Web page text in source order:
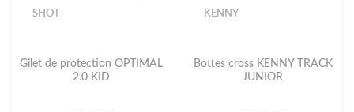
SHOT
Gilet de protection OPTIMAL
2.0 KID
KENNY
Bottes cross KENNY TRACK
JUNIOR